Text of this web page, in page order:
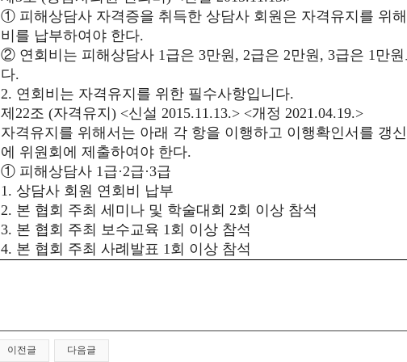
① 피해상담사 자격증을 취득한 상담사 회원은 자격유지를 위해
비를 납부하여야 한다.
② 연회비는 피해상담사 1급은 3만원 , 2급은 2만원 , 3급은 1만
다.
2. 연회비는 자격유지를 위한 필수사항입니다.
제 22조 (자격유지 ) <신설 2015.11.13.> <개정 2021.04.19.>
자격유지를 위해서는 아래 각 항을 이행하고 이행확인서를 갱
에 위원회에 제출하여야 한다.
① 피해상담사 1급·2급·3급
1. 상담사 회원 연회비 납부
2. 본 협회 주최 세미나 및 학술대회 2회 이상 참석
3. 본 협회 주최 보수교육 1회 이상 참석
4. 본 협회 주최 사례발표 1회 이상 참석
이전글 다음글